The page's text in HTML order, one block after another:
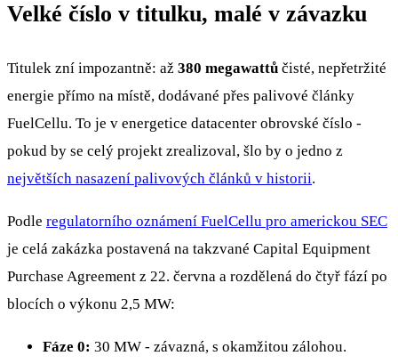
Velké číslo v titulku, malé v závazku
Titulek zní impozantně: až 380 megawattů čisté, nepřetržité
energie přímo na místě, dodávané přes palivové články
FuelCellu. To je v energetice datacenter obrovské číslo -
pokud by se celý projekt zrealizoval, šlo by o jedno z
největších nasazení palivových článků v historii.
Podle regulatorního oznámení FuelCellu pro americkou SEC
je celá zakázka postavená na takzvané Capital Equipment
Purchase Agreement z 22. června a rozdělená do čtyř fází po
blocích o výkonu 2,5 MW:
Fáze 0: 30 MW - závazná, s okamžitou zálohou.